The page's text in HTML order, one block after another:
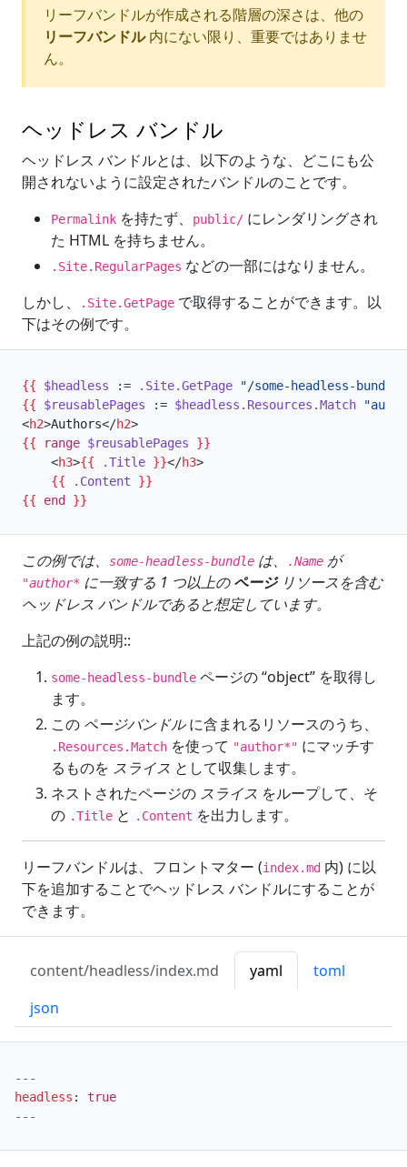
リーフバンドルが作成される階層の深さは、他の
リーフバンドル内にない限り、重要ではありませ
ん。
ヘッドレス バンドル
ヘッドレス バンドルとは、以下のような、どこにも公
開されないように設定されたバンドルのことです。
Permalink を持たず、 public/ にレンダリングされ
た HTML を持ちません。
.Site.RegularPages などの一部にはなりません。
しかし、
.Site.GetPage で取得することができます。以
下はその例です。
{{ $headless := .Site.GetPage
"/some-headless-bundle"
{{
$reusablePages := $headless .Resources.Match
<h2>Authors</h2>
{{
range $reusablePages
}}
<h3>{{ .Title }}</h3>
{{
.Content
}}
{{
end }}
この例では、 some-headless-bundle は、 .Name が
"author* に一致する 1 つ以上のページリソースを含む
ヘッドレス バンドルであると想定しています。
上記の例の説明::
some-headless-bundle ページの “object” を取得し
ます。
この ページバンドルに含まれるリソースのうち、
.Resources.Match を使って "author*" にマッチす
るものを スライス として収集します。
ネストされたページの スライス をループして、そ
の .Title と .Content を出力します。
リーフバンドルは、フロントマター (index.md 内) に以
下を追加することでヘッドレス バンドルにすることが
できます。
content/headless/index.md yaml
toml
json
---
headless :
true
---